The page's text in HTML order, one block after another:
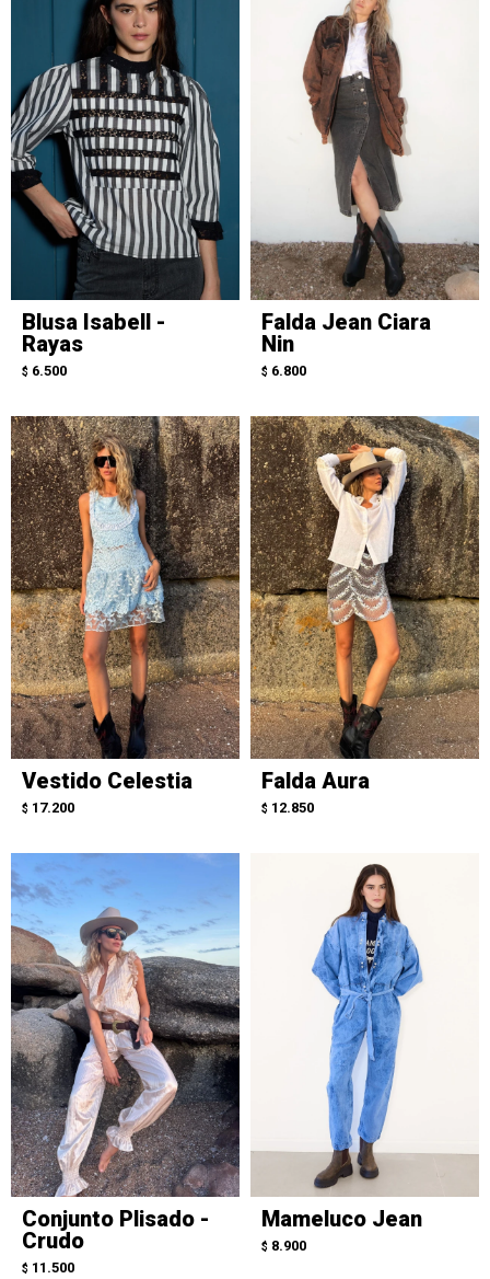
Blusa Isabell -
Rayas
$ 6.500
Falda Jean Ciara
Nin
$ 6.800
Vestido Celestia
$ 17.200
Falda Aura
$ 12.850
Conjunto Plisado -
Crudo
$ 11.500
Mameluco Jean
$ 8.900